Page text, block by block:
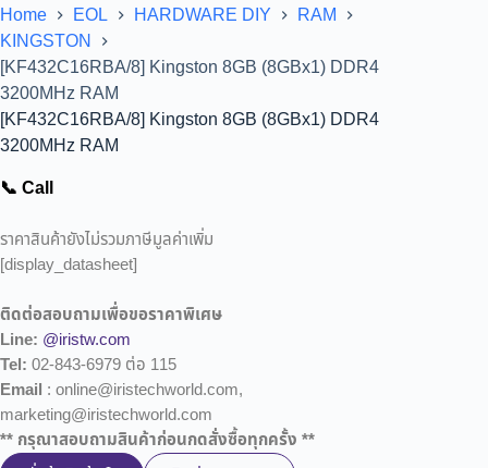
Home EOL HARDWARE DIY
RAM
KINGSTON
[KF432C16RBA/8] Kingston 8GB (8GBx1) DDR4
3200MHz RAM
[KF432C16RBA/8] Kingston 8GB (8GBx1) DDR4
3200MHz RAM
📞 Call
ราคาสินค้ายังไม่รวมภาษีมูลค่าเพิ่ม
[display_datasheet]
ติดต่อสอบถามเพื่อขอราคาพิเศษ
Line: @iristw.com
Tel: 02-843-6979 ต่อ 115
Email : online@iristechworld.com,
marketing@iristechworld.com
** กรุณาสอบถามสินค้าก่อนกดสั่งซื้อทุกครั้ง **